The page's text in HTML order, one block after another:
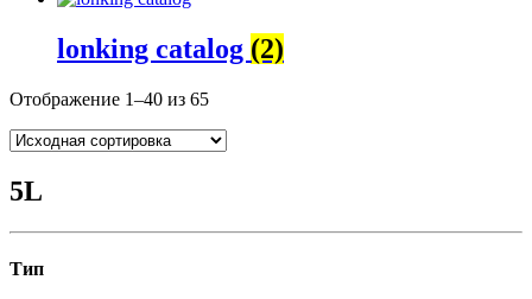
lonking catalog (2)
Отображение 1–40 из 65
5L
Тип